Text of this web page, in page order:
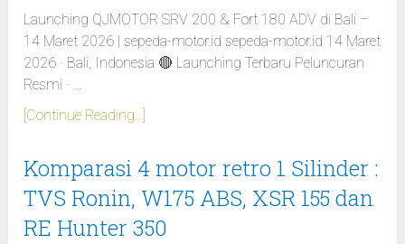
Launching QJMOTOR SRV 200 & Fort 180 ADV di Bali –
14 Maret 2026 | sepeda-motor.id sepeda-motor.id 14 Maret
2026 · Bali, Indonesia 🔴 Launching Terbaru Peluncuran
Resmi · …
[Continue Reading...]
Komparasi 4 motor retro 1 Silinder :
TVS Ronin, W175 ABS, XSR 155 dan
RE Hunter 350